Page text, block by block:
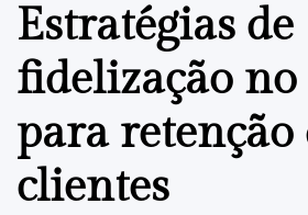
IN
Estratégias de
fidelização
para retenção
clientes